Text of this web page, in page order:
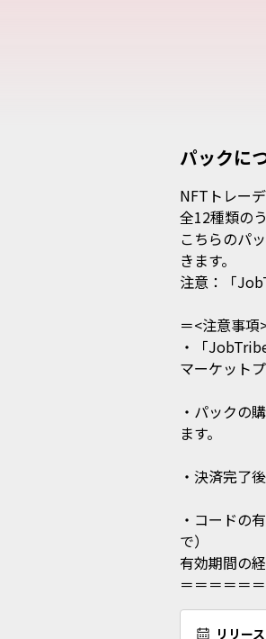
パックに
NFTトレー
全12種類の
こちらのパ
きます。
注意：「
＝<注意事項
・「
マーケット
・パックの
ます。
・決済完了
・コードの
で）
有効期間の
＝＝＝＝＝
リリー